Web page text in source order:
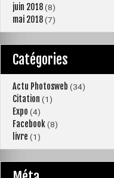
juin 2018 (8)
mai 2018 (7)
Catégories
Actu Photosweb (34)
Citation (1)
Expo (4)
Facebook (8)
livre (1)